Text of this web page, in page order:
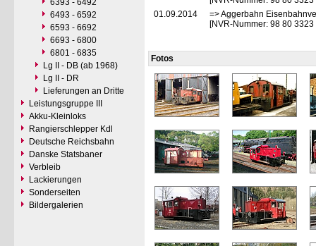
6393 - 6492
6493 - 6592
6593 - 6692
6693 - 6800
6801 - 6835
Lg II - DB (ab 1968)
Lg II - DR
Lieferungen an Dritte
Leistungsgruppe III
Akku-Kleinloks
Rangierschlepper Kdl
Deutsche Reichsbahn
Danske Statsbaner
Verbleib
Lackierungen
Sonderseiten
Bildergalerien
01.09.2014
=> Aggerbahn
[NVR-Nummer: 98 80
Fotos